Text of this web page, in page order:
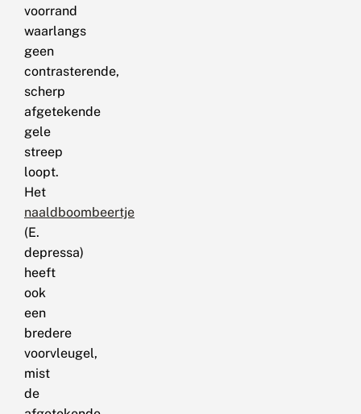
voorrand
waarlangs
geen
contrasterende,
scherp
afgetekende
gele
streep
loopt.
Het
naaldboombeertje
(E.
depressa)
heeft
ook
een
bredere
voorvleugel,
mist
de